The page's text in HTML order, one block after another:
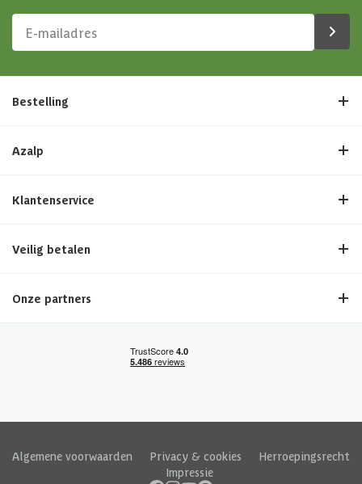
Bestelling
Azalp
Klantenservice
Veilig betalen
Onze partners
Algemene voorwaarden Privacy & cookies
Herroepingsrecht
Impressie